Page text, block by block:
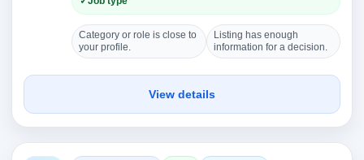
Category or role is close to
your profile.
Listing has enough
information for a decision.
View details